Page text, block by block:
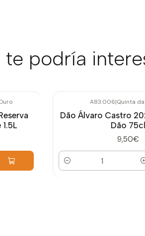
te podría
A83.006|Quinta
Dão Álvaro Castro
Dão 75cl
9,50€
Cantidad